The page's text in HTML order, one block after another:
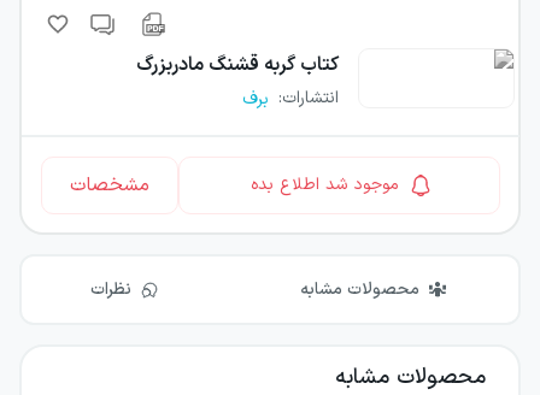
کتاب گربه قشنگ مادربزرگ
انتشارات: برف
موجود شد اطلاع بده مشخصات
محصولات مشابه نظرات
محصولات مشابه